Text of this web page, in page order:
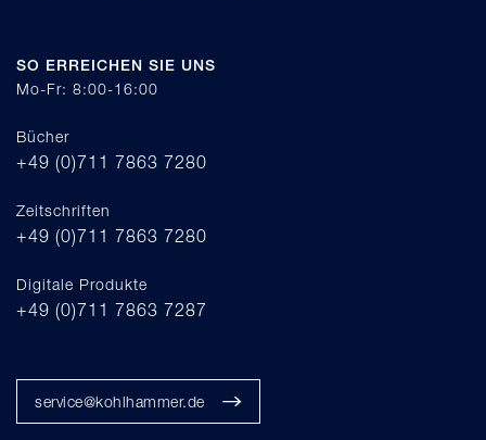
SO ERREICHEN SIE UNS
Mo-Fr: 8:00-16:00
Bücher
+49 (0)711 7863 7280
Zeitschriften
+49 (0)711 7863 7280
Digitale Produkte
+49 (0)711 7863 7287
service@kohlhammer.de